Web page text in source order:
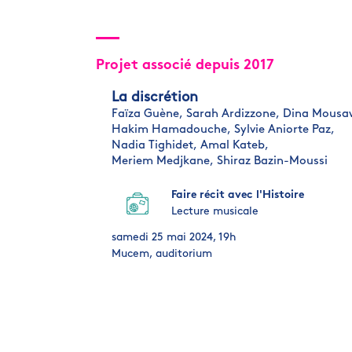
Projet associé depuis 2017
La discrétion
Faïza Guène, Sarah Ardizzone, Dina
Hakim Hamadouche, Sylvie Aniorte Paz,
Nadia Tighidet, Amal Kateb,
Meriem Medjkane, Shiraz Bazin-Moussi
Faire récit avec l'Histoire
Lecture musicale
samedi 25 mai 2024, 19h
Mucem, auditorium